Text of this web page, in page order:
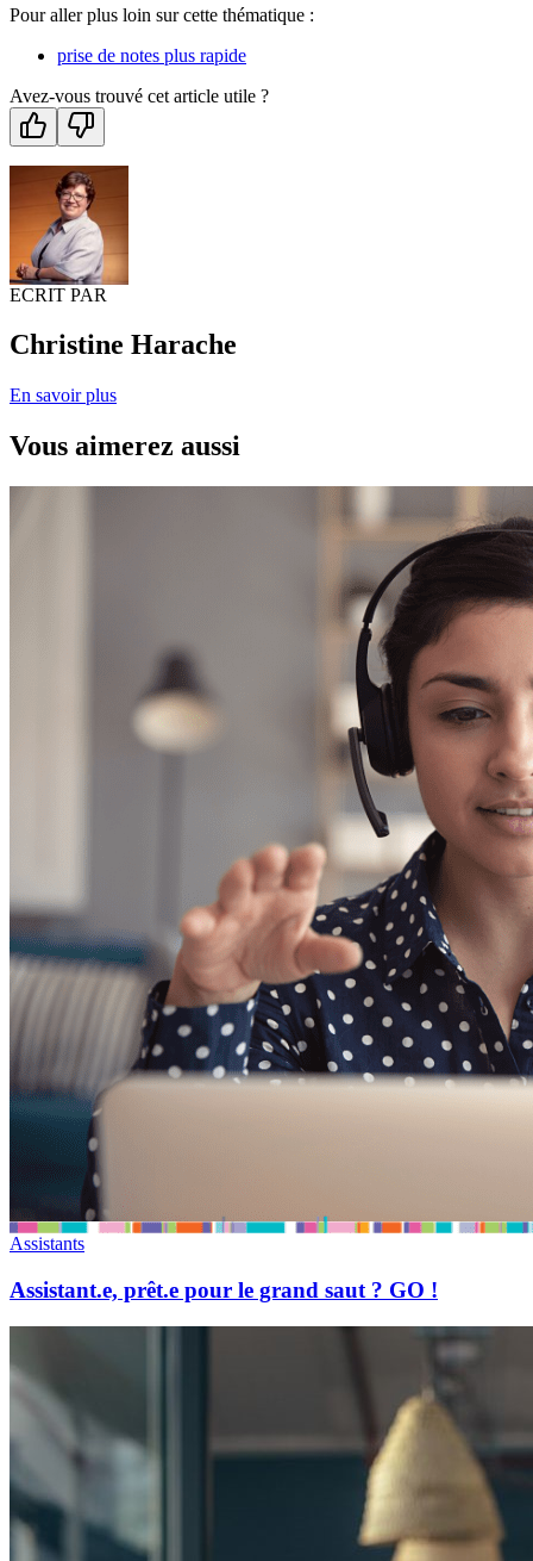
Pour aller plus loin sur cette thématique :
prise de notes plus rapide
Avez-vous trouvé cet article utile ?
ECRIT PAR
Christine Harache
En savoir plus
Vous aimerez aussi
Assistants
Assistant.e, prêt.e pour le grand saut ? GO !